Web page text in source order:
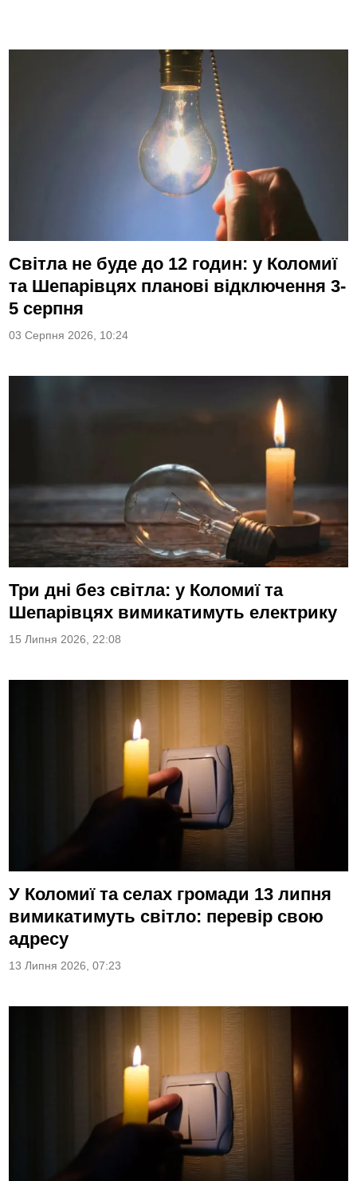
Світла не буде до 12 годин: у Коломиї
та Шепарівцях планові відключення 3-
5 серпня
03 Серпня 2026, 10:24
Три дні без світла: у Коломиї та
Шепарівцях вимикатимуть електрику
15 Липня 2026, 22:08
У Коломиї та селах громади 13 липня
вимикатимуть світло: перевір свою
адресу
13 Липня 2026, 07:23